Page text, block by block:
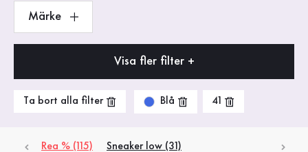
Märke
Visa fler filter +
Ta bort alla filter Blå 41
Rea % (115) Sneaker low (31)